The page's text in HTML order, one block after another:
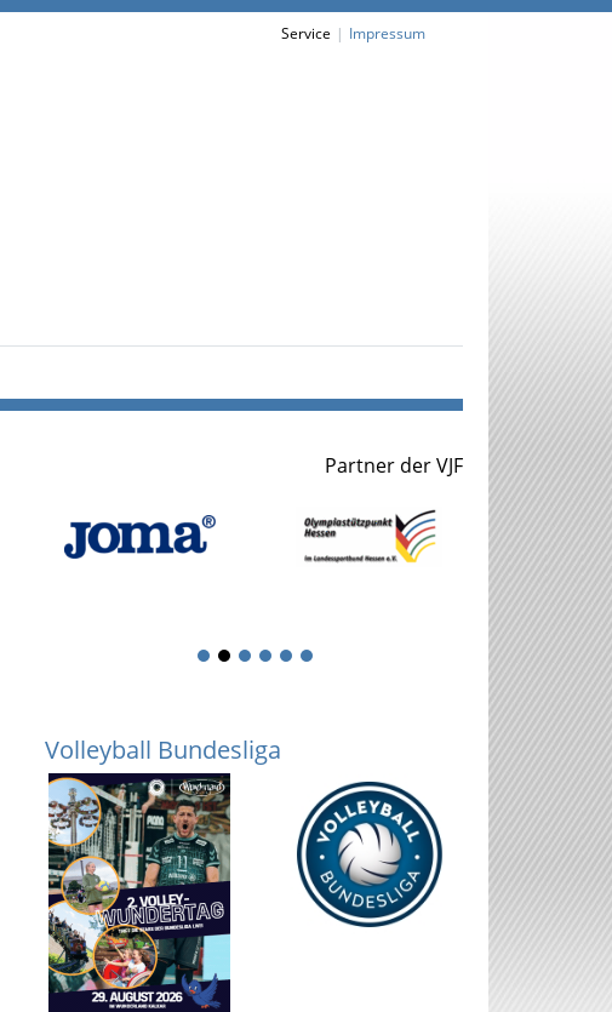
Service Impressum
Partner der VJF
1 2 3 4 5 6
Volleyball Bundesliga